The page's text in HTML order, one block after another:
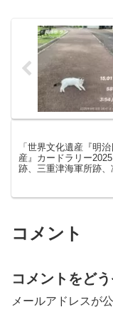
「世界文化遺産『明
産』カードラリー
跡、三重津海軍所跡
コメント
コメントをど
メールアドレスが